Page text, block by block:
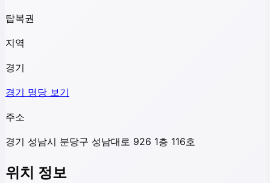
탑복권
지역
경기
경기 명당 보기
주소
경기 성남시 분당구 성남대로 926 1층 116호
위치 정보